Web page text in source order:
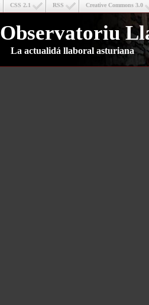
Creative Commons 3.0
RSS
CSS 2.1
Observatoriu
La actualidá llaboral asturiana